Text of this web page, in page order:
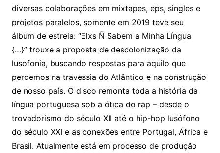
diversas colaborações em mixtapes, eps, singles e
projetos paralelos, somente em 2019 teve seu
álbum de estreia: “Elxs Ñ Sabem a Minha Língua
{…}” trouxe a proposta de descolonização da
lusofonia, buscando respostas para aquilo que
perdemos na travessia do Atlântico e na construção
de nosso país. O disco remonta toda a história da
língua portuguesa sob a ótica do rap – desde o
trovadorismo do século XII até o hip-hop lusófono
do século XXI e as conexões entre Portugal, África e
Brasil. Atualmente está em processo de produção